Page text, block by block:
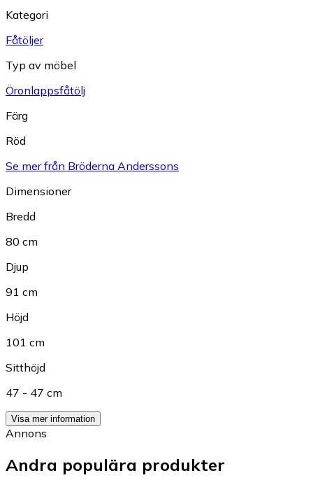
Kategori
Fåtöljer
Typ av möbel
Öronlappsfåtölj
Färg
Röd
Se mer från Bröderna Anderssons
Dimensioner
Bredd
80 cm
Djup
91 cm
Höjd
101 cm
Sitthöjd
47 - 47 cm
Visa mer information
Annons
Andra populära produkter